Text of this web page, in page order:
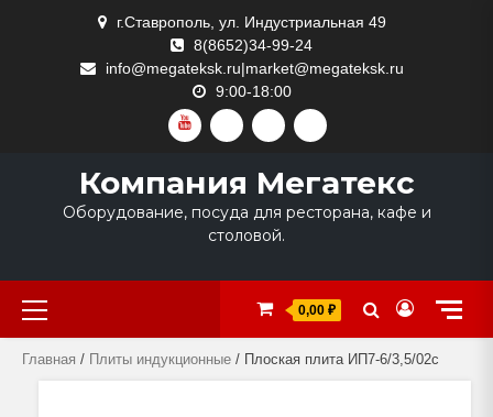
г.Ставрополь, ул. Индустриальная 49
8(8652)34-99-24
info@megateksk.ru|market@megateksk.ru
9:00-18:00
YOUTUBEVKVIDEORUTUBEDZEN
Компания Мегатекс
Оборудование, посуда для ресторана, кафе и
столовой.
Primary
Menu
0,00 ₽
Главная / Плиты индукционные / Плоская плита ИП7-6/3,5/02с